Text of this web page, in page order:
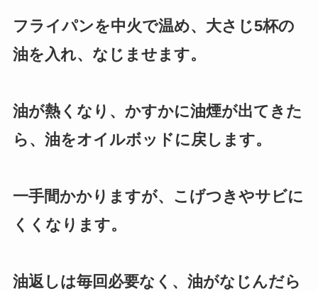
フライパンを中火で温め、大さじ5杯の
油を入れ、なじませます。
油が熱くなり、かすかに油煙が出てきた
ら、油をオイルボッドに戻します。
一手間かかりますが、こげつきやサビに
くくなります。
油返しは毎回必要なく、油がなじんだら